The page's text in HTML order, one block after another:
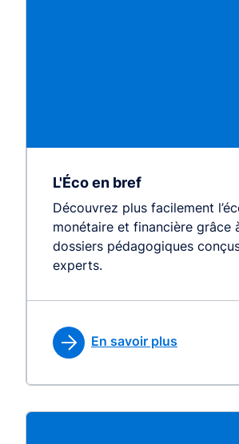
L'Éco en bref
Découvrez plus facilement
monétaire et financière grâce
dossiers pédagogiques
experts.
En savoir plus